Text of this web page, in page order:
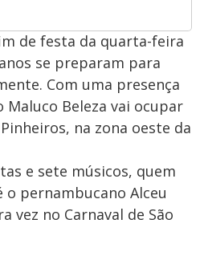
de festa da quarta-feira
se preparam para
Com uma presença
Maluco Beleza vai ocupar
na zona oeste da
e sete músicos, quem
pernambucano Alceu
vez no Carnaval de São